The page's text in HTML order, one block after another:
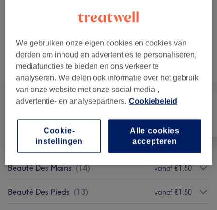
Niet wat je zocht?
Alle behandelingen
Beauté Des Mains (14) vanaf €1,50
Beauté Des Pieds (13) vanaf €1,50
We gebruiken onze eigen cookies en cookies van
derden om inhoud en advertenties te personaliseren,
mediafuncties te bieden en ons verkeer te
analyseren. We delen ook informatie over het gebruik
van onze website met onze social media-,
advertentie- en analysepartners. Cookiebeleid
Alle cookies
accepteren
Cookie-
instellingen